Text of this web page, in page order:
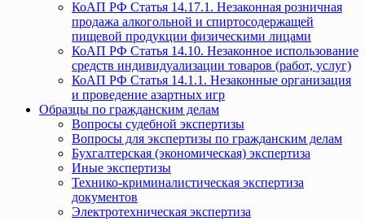
КоАП РФ Статья 14.17.1. Незаконная розничная
продажа алкогольной и спиртосодержащей
пищевой продукции физическими лицами
КоАП РФ Статья 14.10. Незаконное использование
средств индивидуализации товаров (работ, услуг)
КоАП РФ Статья 14.1.1. Незаконные организация
и проведение азартных игр
Образцы по гражданским делам
Вопросы судебной экспертизы
Вопросы для экспертизы по гражданским делам
Бухгалтерская (экономическая) экспертиза
Иные экспертизы
Технико-криминалистическая экспертиза
документов
Электротехническая экспертиза